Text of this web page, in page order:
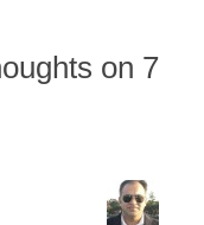
7 thoughts on “